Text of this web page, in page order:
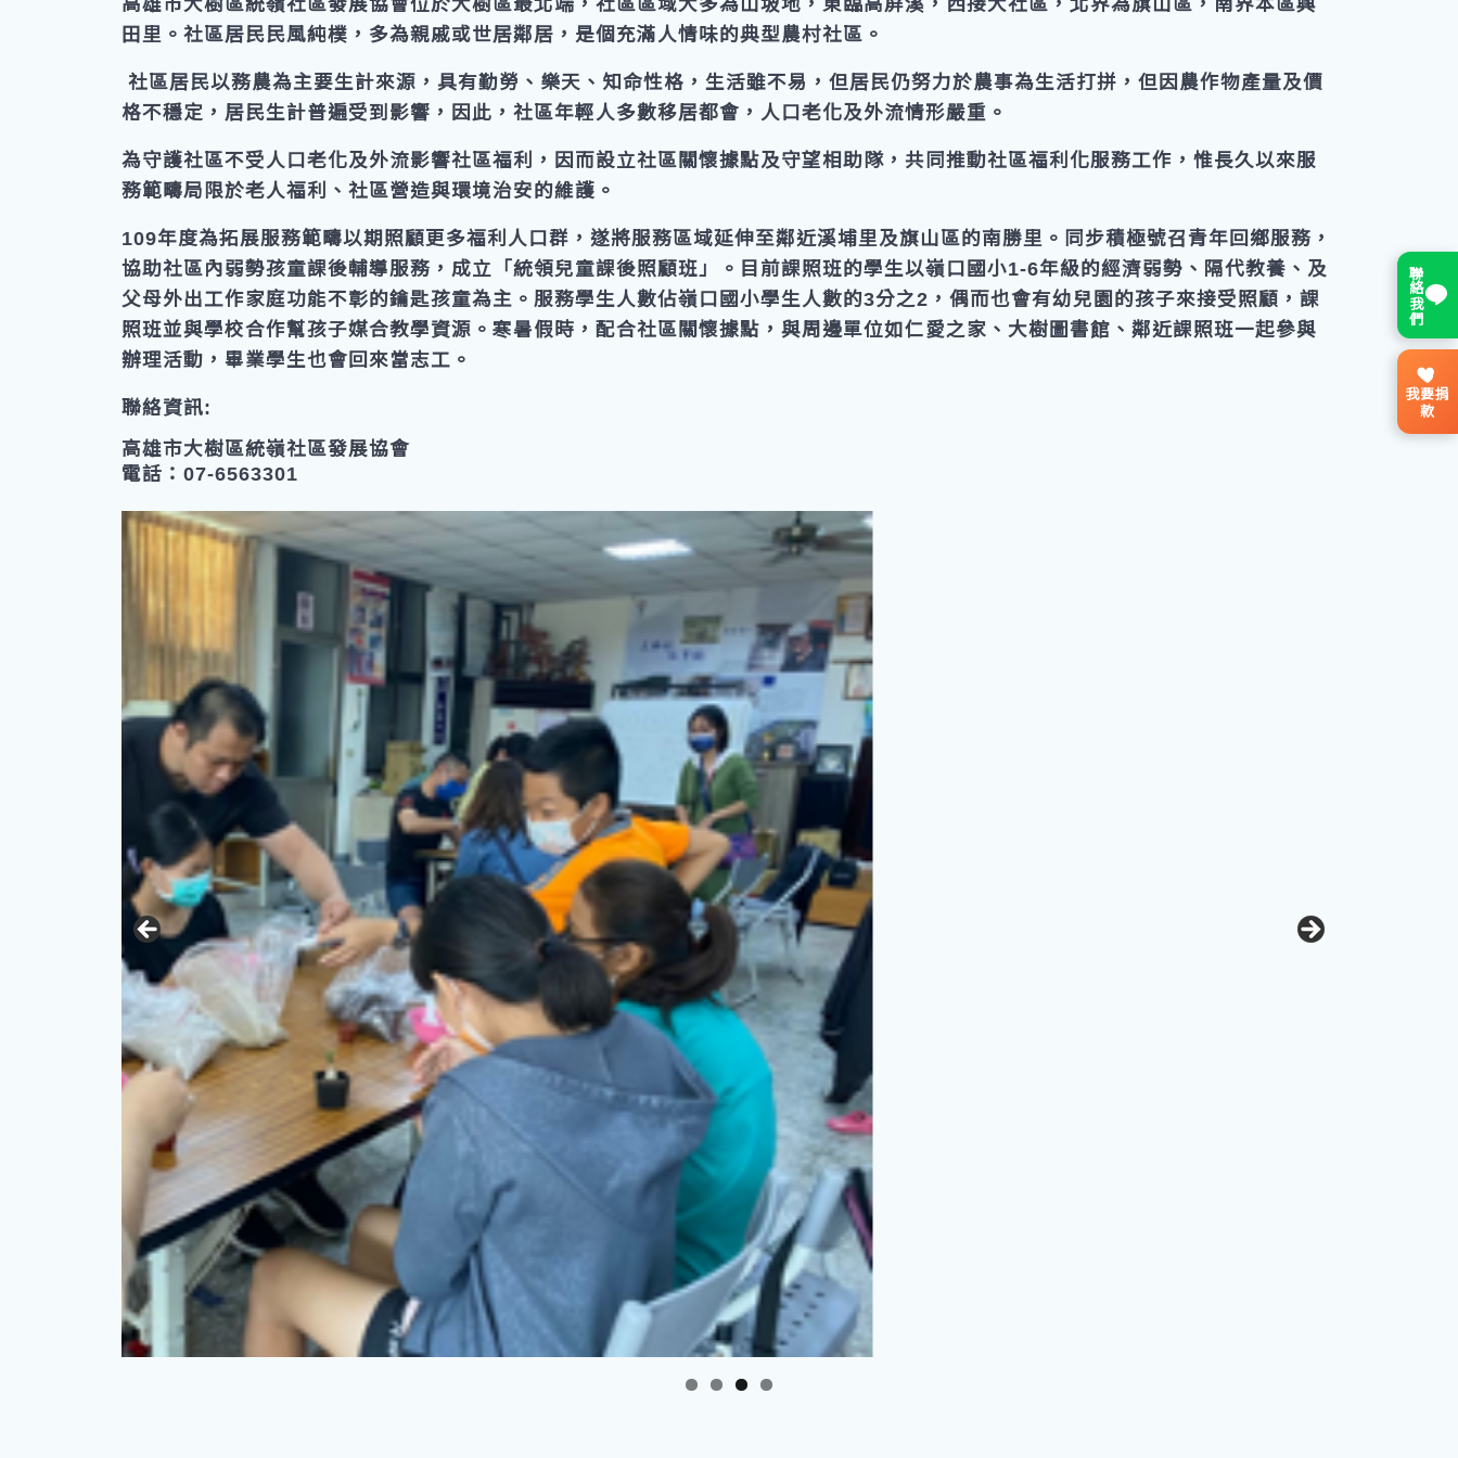
高雄市大樹區統嶺社區發展協會位於大樹區最北端，社區區域大多為山坡地，東臨高屏溪，西接大社區，北界為旗山區，南界本區興
田里。社區居民民風純樸，多為親戚或世居鄰居，是個充滿人情味的典型農村社區。
社區居民以務農為主要生計來源，具有勤勞、樂天、知命性格，生活雖不易，但居民仍努力於農事為生活打拼，但因農作物產量及價
格不穩定，居民生計普遍受到影響，因此，社區年輕人多數移居都會，人口老化及外流情形嚴重。
為守護社區不受人口老化及外流影響社區福利，因而設立社區關懷據點及守望相助隊，共同推動社區福利化服務工作，惟長久以來服
務範疇局限於老人福利、社區營造與環境治安的維護。
109年度為拓展服務範疇以期照顧更多福利人口群，遂將服務區域延伸至鄰近溪埔里及旗山區的南勝里。同步積極號召青年回鄉服務，
協助社區內弱勢孩童課後輔導服務，成立「統領兒童課後照顧班」。目前課照班的學生以嶺口國小1-6年級的經濟弱勢、隔代教養、及
父母外出工作家庭功能不彰的鑰匙孩童為主。服務學生人數佔嶺口國小學生人數的3分之2，偶而也會有幼兒園的孩子來接受照顧，課
照班並與學校合作幫孩子媒合教學資源。寒暑假時，配合社區關懷據點，與周邊單位如仁愛之家、大樹圖書館、鄰近課照班一起參與
辦理活動，畢業學生也會回來當志工。
聯絡資訊:
高雄市大樹區統嶺社區發展協會
電話：07-6563301
聯絡我們
我要捐
款